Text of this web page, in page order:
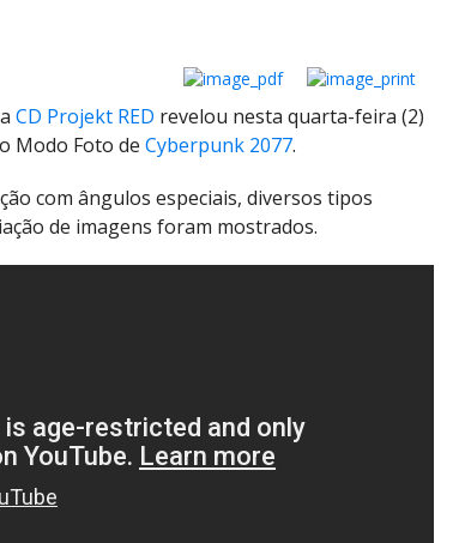
aCD Projekt RED revelou nesta quarta-feira (2)
Modo Foto deCyberpunk 2077.
com ângulos especiais, diversos tipos
de imagens foram mostrados.